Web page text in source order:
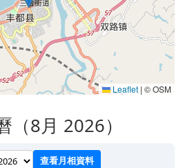
Leaflet | © OSM
（8月 2026）
查看月相資料